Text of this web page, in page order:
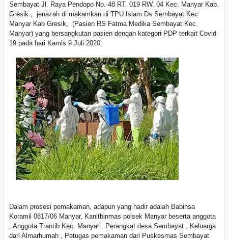
Sembayat Jl. Raya Pendopo No. 48 RT. 019 RW. 04 Kec. Manyar Kab.
Gresik , jenazah di makamkan di TPU Islam Ds Sembayat Kec
Manyar Kab Gresik, (Pasien RS Fatma Medika Sembayat Kec.
Manyar) yang bersangkutan pasien dengan kategori PDP terkait Covid
19.pada hari Kamis 9 Juli 2020.
Dalam prosesi pemakaman, adapun yang hadir adalah Babinsa
Koramil 0817/06 Manyar, Kanitbinmas polsek Manyar beserta anggota
, Anggota Trantib Kec. Manyar , Perangkat desa Sembayat , Keluarga
dari Almarhumah , Petugas pemakaman dari Puskesmas Sembayat